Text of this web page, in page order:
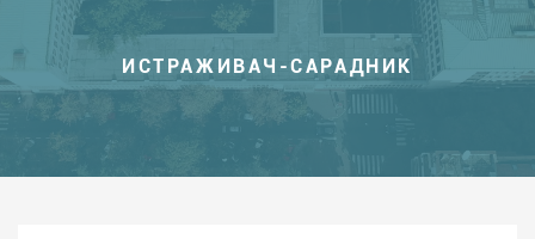
ИСТРАЖИВАЧ-САРАДНИК